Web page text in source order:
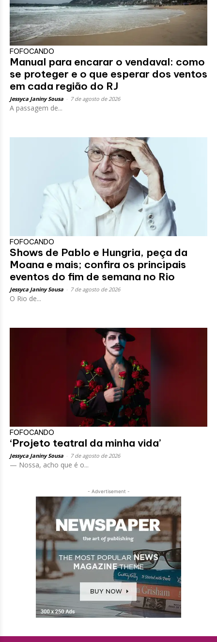
FOFOCANDO
Manual para encarar o vendaval: como
se proteger e o que esperar dos ventos
em cada região do RJ
Jessyca Janiny Sousa 7 de agosto de 2026
A passagem de...
FOFOCANDO
Shows de Pablo e Hungria, peça da
Moana e mais; confira os principais
eventos do fim de semana no Rio
Jessyca Janiny Sousa 7 de agosto de 2026
O Rio de...
FOFOCANDO
‘Projeto teatral da minha vida’
Jessyca Janiny Sousa 7 de agosto de 2026
— Nossa, acho que é o...
- Advertisement -